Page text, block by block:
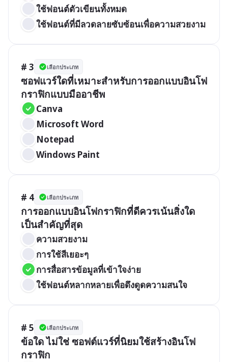
ใช้ฟอนต์ตัวเขียนทั้งหมด
ใช้ฟอนต์ที่มีลวดลายซับซ้อนเพื่อความสวยงาม
# 3 เลือกประเภท
ซอฟแวร์ใดที่เหมาะสำหรับการออกแบบอินโฟ
กราฟิกแบบมืออาชีพ
Canva
Microsoft Word
Notepad
Windows Paint
# 4 เลือกประเภท
การออกแบบอินโฟกราฟิกที่ดีควรเน้นสิ่งใด
เป็นสำคัญที่สุด
ความสวยงาม
การใช้สีเยอะๆ
การสื่อสารข้อมูลที่เข้าใจง่าย
ใช้ฟอนต์หลากหลายเพื่อดึงดูดความสนใจ
# 5 เลือกประเภท
ข้อใด ไม่ใช่ ซอฟต์แวร์ที่นิยมใช้สร้างอินโฟ
กราฟิก